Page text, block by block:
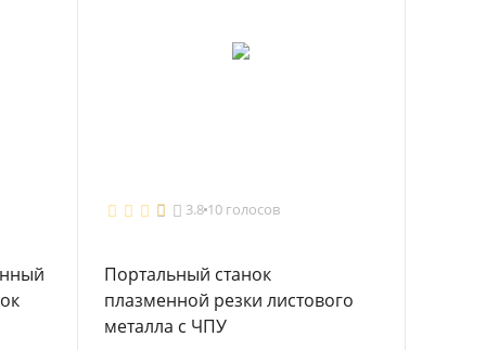
3.810 голосов
Портальный станок
плазменной резки листового
металла с ЧПУ